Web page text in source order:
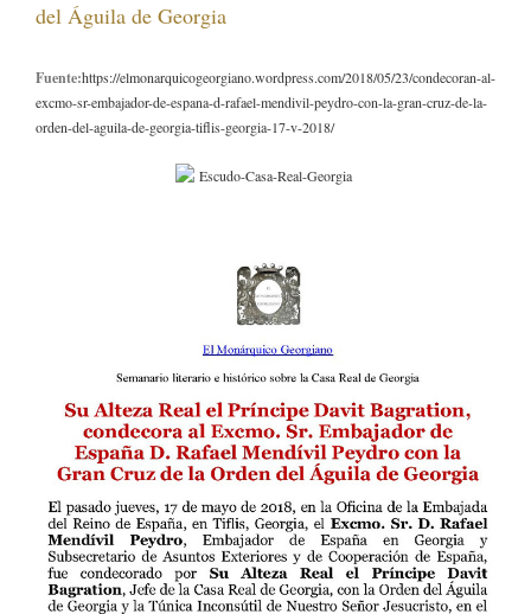
del Águila de Georgia
Fuente:https://elmonarquicogeorgiano.wordpress.com/2018/05/23/condecoran-al-
excmo-sr-embajador-de-espana-d-rafael-mendivil-peydro-con-la-gran-cruz-de-la-
orden-del-aguila-de-georgia-tiflis-georgia-17-v-2018/